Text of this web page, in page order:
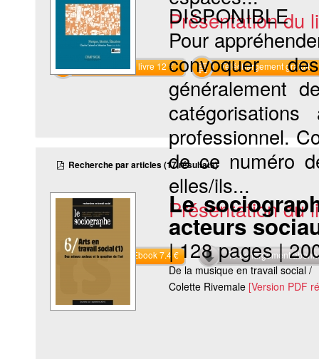
Présentation du
Commander le livre 12 € Téléchargement gratuit
DISPONIBLE
Pour
convoquer
généralement
professionnel.
de ce numéro
elles/ils...
Présentation du
Commander l'Ebook 7.4 € Téléchargement
Recherche par articles (17 résultats)
Le
acteurs
|128 pages|
De la musique en travail social /
Colette Rivemale [Version PDF